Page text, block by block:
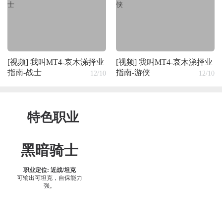
[视频] 我叫MT4-哀木涕择业
指南-战士
12/10
[视频] 我叫MT4-哀木涕择业
指南-游侠
12/10
特色职业
黑暗骑士
职业定位: 近战/坦克
可输出可坦克，自保能力
强。